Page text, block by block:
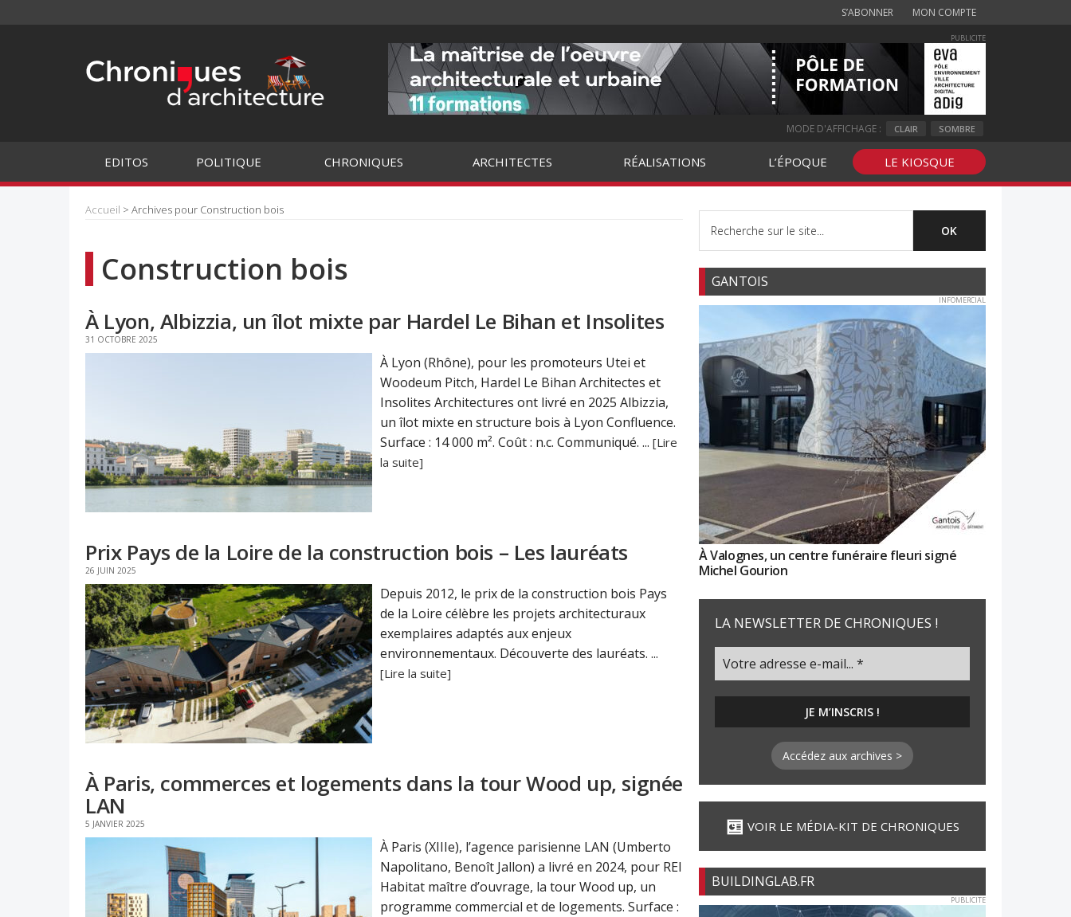
S’ABONNER MON COMPTE
PUBLICITE
MODE D'AFFICHAGE : CLAIR SOMBRE
EDITOS POLITIQUE CHRONIQUES ARCHITECTES RÉALISATIONS L’ÉPOQUE LE KIOSQUE
Accueil > Archives pour Construction bois
Construction bois
À Lyon, Albizzia, un îlot mixte par Hardel Le Bihan et Insolites
31 OCTOBRE 2025
À Lyon (Rhône), pour les promoteurs Utei et
Woodeum Pitch, Hardel Le Bihan Architectes et
Insolites Architectures ont livré en 2025 Albizzia,
un îlot mixte en structure bois à Lyon Confluence.
Surface : 14 000 m². Coût : n.c. Communiqué. ... [Lire
la suite]
Prix Pays de la Loire de la construction bois – Les lauréats
26 JUIN 2025
Depuis 2012, le prix de la construction bois Pays
de la Loire célèbre les projets architecturaux
exemplaires adaptés aux enjeux
environnementaux. Découverte des lauréats. ...
[Lire la suite]
À Paris, commerces et logements dans la tour Wood up, signée
LAN
5 JANVIER 2025
À Paris (XIIIe), l’agence parisienne LAN (Umberto
Napolitano, Benoît Jallon) a livré en 2024, pour REI
Habitat maître d’ouvrage, la tour Wood up, un
programme commercial et de logements. Surface :
GANTOIS
INFOMERCIAL
À Valognes, un centre funéraire fleuri signé
Michel Gourion
LA NEWSLETTER DE CHRONIQUES !
Accédez aux archives >
VOIR LE MÉDIA-KIT DE CHRONIQUES
BUILDINGLAB.FR
PUBLICITE